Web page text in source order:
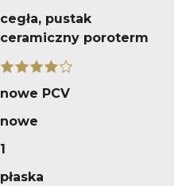
cegła, pustak
ceramiczny poroterm
nowe PCV
nowe
1
płaska